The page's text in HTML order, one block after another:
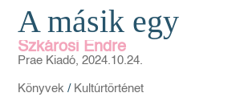
A másik egy
Szkárosi Endre
Prae Kiadó, 2024.10.24.
Könyvek / Kultúrtörténet